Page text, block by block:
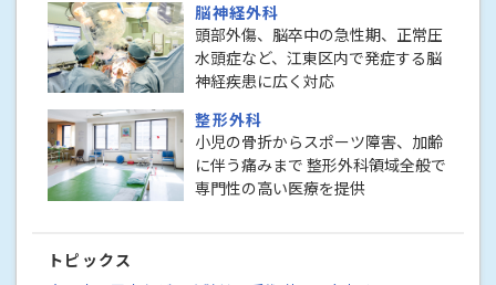
脳神経外科
頭部外傷、脳卒中の急性期、正常圧
水頭症など、江東区内で発症する脳
神経疾患に広く対応
整形外科
小児の骨折からスポーツ障害、加齢
に伴う痛みまで 整形外科領域全般で
専門性の高い医療を提供
トピックス